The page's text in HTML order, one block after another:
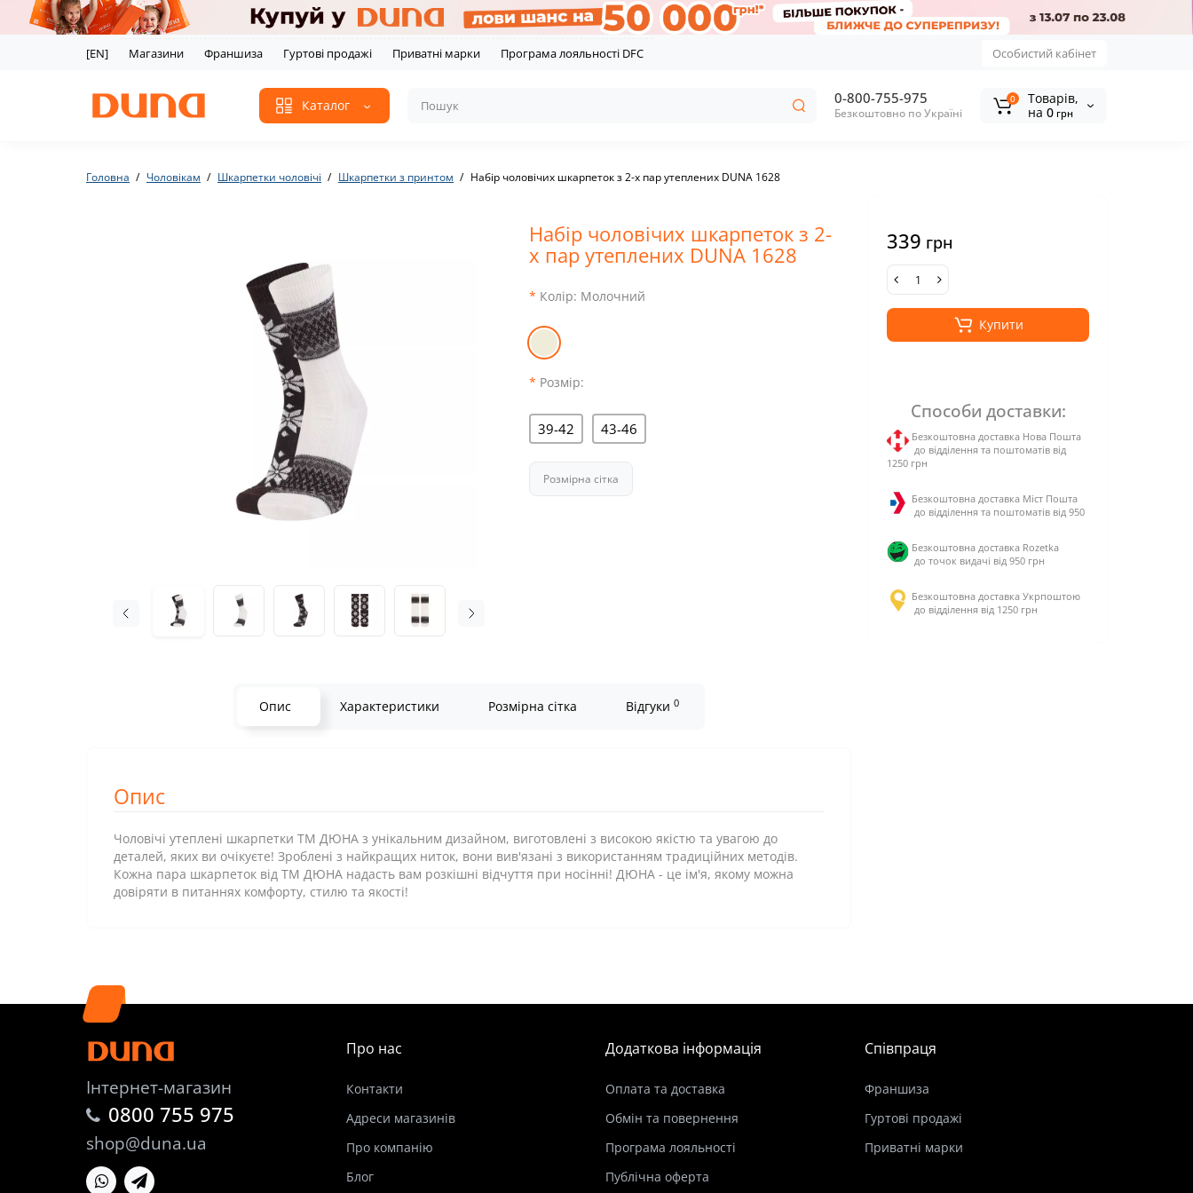
[EN] Магазини Франшиза Гуртові продажі Приватні марки Програма лояльності DFC Особистий кабінет
Каталог 0-800-755-975
Безкоштовно по Україні
0
Tоварів,
на 0 грн
Головна Чоловікам Шкарпетки чоловічі Шкарпетки з принтом Набір чоловічих шкарпеток з 2-х пар утеплених DUNA 1628
Набір чоловічих шкарпеток з 2-
х пар утеплених DUNA 1628
Колір: Молочний
Розмір:
39-42 43-46
Розмірна сітка
339 грн
Купити
Способи доставки:
Безкоштовна доставка Нова Пошта
до відділення та поштоматів від
1250 грн
Безкоштовна доставка Міст Пошта
до відділення та поштоматів від 950
Безкоштовна доставка Rozetka
до точок видачі від 950 грн
Безкоштовна доставка Укрпоштою
до відділення від 1250 грн
Опис Характеристики Розмірна сітка Відгуки 0
Опис
Чоловічі утеплені шкарпетки ТМ ДЮНА з унікальним дизайном, виготовлені з високою якістю та увагою до
деталей, яких ви очікуєте! Зроблені з найкращих ниток, вони вив'язані з використанням традиційних методів.
Кожна пара шкарпеток від ТМ ДЮНА надасть вам розкішні відчуття при носінні! ДЮНА - це ім'я, якому можна
довіряти в питаннях комфорту, стилю та якості!
Інтернет-магазин
0800 755 975
shop@duna.ua
Про нас
Контакти
Адреси магазинів
Про компанію
Блог
Додаткова інформація
Оплата та доставка
Обмін та повернення
Програма лояльності
Публічна оферта
Співпраця
Франшиза
Гуртові продажі
Приватні марки